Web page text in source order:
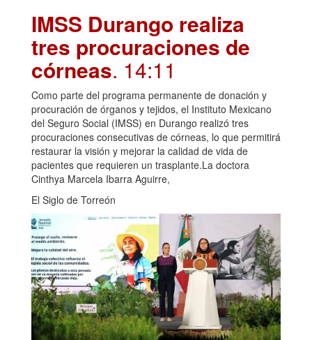
IMSS Durango realiza
tres procuraciones de
córneas. 14:11
Como parte del programa permanente de donación y
procuración de órganos y tejidos, el Instituto Mexicano
del Seguro Social (IMSS) en Durango realizó tres
procuraciones consecutivas de córneas, lo que permitirá
restaurar la visión y mejorar la calidad de vida de
pacientes que requieren un trasplante.La doctora
Cinthya Marcela Ibarra Aguirre,
El Siglo de Torreón